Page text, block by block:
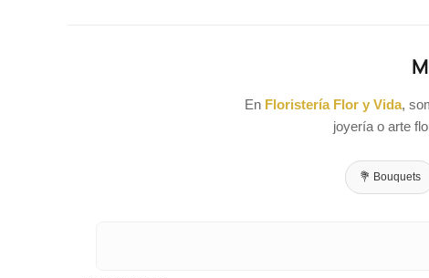
En Floristería Flor y Vida,
joyería o arte
💐 Bouquets